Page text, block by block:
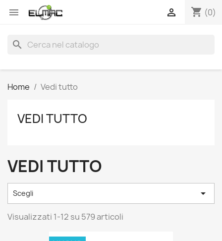
 shopping_cart (0)

search
Home Vedi tutto
VEDI TUTTO
VEDI TUTTO
Scegli 
Visualizzati 1-12 su 579 articoli